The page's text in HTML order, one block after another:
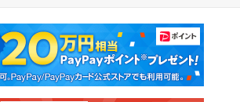
中古マンション
中古一戸建て
教えて！住まいの先生